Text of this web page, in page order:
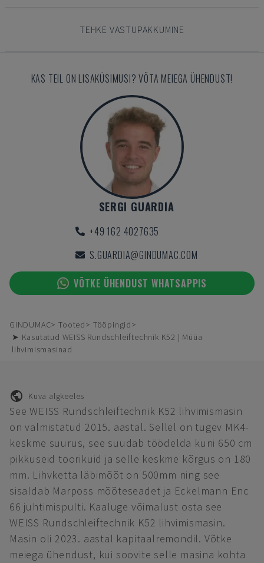
TEHKE VASTUPAKKUMINE
KAS TEIL ON LISAKÜSIMUSI? VÕTA MEIEGA ÜHENDUST!
SERGI GUARDIA
+49 162 4027635
S.GUARDIA@GINDUMAC.COM
VÕTKE ÜHENDUST WHATSAPPIS
GINDUMAC Tooted
Tööpingid
➤ Kasutatud WEISS Rundschleiftechnik K52 | Müüa
lihvimismasinad
Kuva algkeeles
See WEISS Rundschleiftechnik K52 lihvimismasin
on valmistatud 2015. aastal. Sellel on tugev MK4-
keskme suurus, see suudab töödelda kuni 650 cm
pikkuseid toorikuid ja selle keskme kõrgus on 180
mm. Lihvketta läbimõõt on 500mm ning see
sisaldab Marposs mõõteseadet ja Eckelmann Enc
66 juhtimispulti. Kaaluge võimalust osta see
WEISS Rundschleiftechnik K52 lihvimismasin.
Masin oli 2023. aastal kapitaalremondil. Võtke
meiega ühendust, kui soovite selle masina kohta